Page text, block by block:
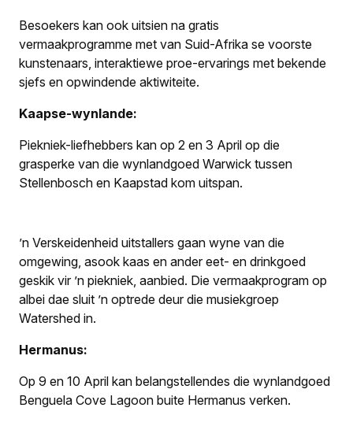
Besoekers kan ook uitsien na gratis
vermaakprogramme met van Suid-Afrika se voorste
kunstenaars, interaktiewe proe-ervarings met bekende
sjefs en opwindende aktiwiteite.
Kaapse-wynlande:
Piekniek-liefhebbers kan op 2 en 3 April op die
grasperke van die wynlandgoed Warwick tussen
Stellenbosch en Kaapstad kom uitspan.
’n Verskeidenheid uitstallers gaan wyne van die
omgewing, asook kaas en ander eet- en drinkgoed
geskik vir ’n piekniek, aanbied. Die vermaakprogram op
albei dae sluit ’n optrede deur die musiekgroep
Watershed in.
Hermanus:
Op 9 en 10 April kan belangstellendes die wynlandgoed
Benguela Cove Lagoon buite Hermanus verken.